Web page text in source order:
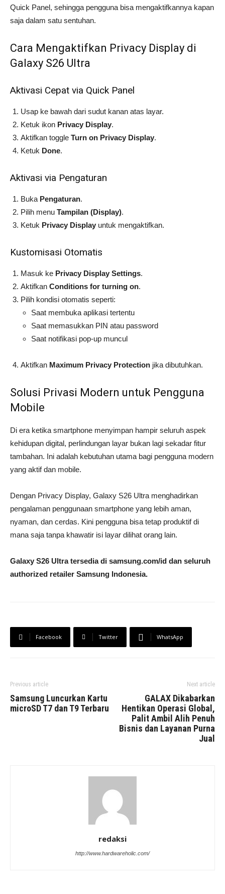
Quick Panel, sehingga pengguna bisa mengaktifkannya kapan
saja dalam satu sentuhan.
Cara Mengaktifkan Privacy Display di
Galaxy S26 Ultra
Aktivasi Cepat via Quick Panel
Usap ke bawah dari sudut kanan atas layar.
Ketuk ikon Privacy Display.
Aktifkan toggle Turn on Privacy Display.
Ketuk Done.
Aktivasi via Pengaturan
Buka Pengaturan.
Pilih menu Tampilan (Display).
Ketuk Privacy Display untuk mengaktifkan.
Kustomisasi Otomatis
Masuk ke Privacy Display Settings.
Aktifkan Conditions for turning on.
Pilih kondisi otomatis seperti:
Saat membuka aplikasi tertentu
Saat memasukkan PIN atau password
Saat notifikasi pop-up muncul
Aktifkan Maximum Privacy Protection jika dibutuhkan.
Solusi Privasi Modern untuk Pengguna
Mobile
Di era ketika smartphone menyimpan hampir seluruh aspek
kehidupan digital, perlindungan layar bukan lagi sekadar fitur
tambahan. Ini adalah kebutuhan utama bagi pengguna modern
yang aktif dan mobile.
Dengan Privacy Display, Galaxy S26 Ultra menghadirkan
pengalaman penggunaan smartphone yang lebih aman,
nyaman, dan cerdas. Kini pengguna bisa tetap produktif di
mana saja tanpa khawatir isi layar dilihat orang lain.
Galaxy S26 Ultra tersedia di samsung.com/id dan seluruh
authorized retailer Samsung Indonesia.
Facebook Twitter WhatsApp
Previous article
Samsung Luncurkan Kartu
microSD T7 dan T9 Terbaru
Next article
GALAX Dikabarkan
Hentikan Operasi Global,
Palit Ambil Alih Penuh
Bisnis dan Layanan Purna
Jual
redaksi
http://www.hardwareholic.com/